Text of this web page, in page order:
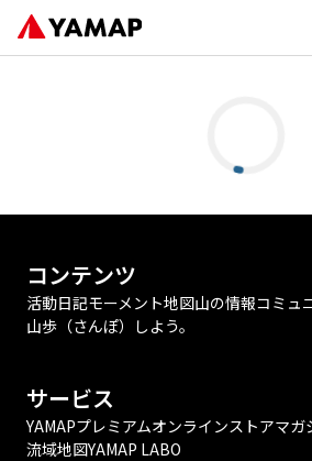
コンテンツ
活動日記モーメント地図山の情報コミュ
山歩（さんぽ）しよう。
サービス
YAMAPプレミアムオンラインストアマガ
流域地図YAMAP LABO